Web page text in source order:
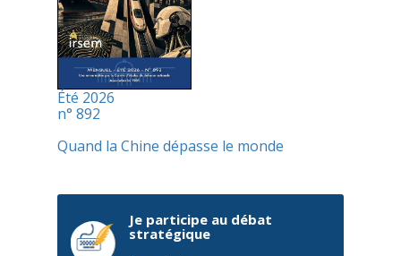
Été 2026
n° 892
Quand la Chine dépasse le monde
Je participe au débat
stratégique